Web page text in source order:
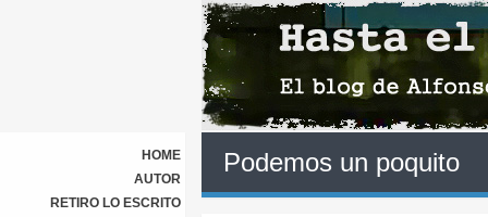
HOME
AUTOR
RETIRO LO ESCRITO
Podemos un poquito